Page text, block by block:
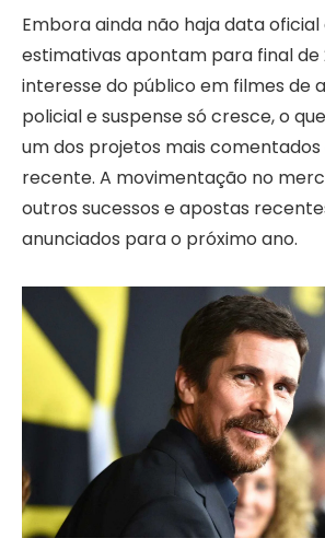
Embora ainda não haja data
estimativas apontam para final de
interesse do público em filmes de
policial e suspense só cresce, o
um dos projetos mais
recente. A movimentação no
outros sucessos e apostas
anunciados para o próximo ano.